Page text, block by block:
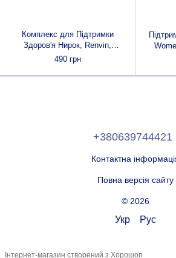
Комплекс для Підтримки
Здоров'я Нирок, Renvin,
Erbenobili, 50мл краплі
490 грн
+380639744421
Контактна
Повна версія сайту
© 2026
Укр Рус
Інтернет-магазин створений з Хорошоп